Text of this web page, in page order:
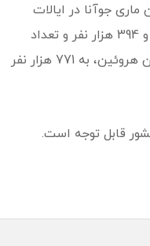
2019، تعداد مصرف‌کنندگان ماری جوآنا در ایالات
متحده به 42 میلیون و 668 هزار نفر، تعداد مصرف‌کنندگان کوکایین به 5 میلیون و 394 هزار نفر و تعداد
مصرف‌کنندگان مت آمفتامین به یک میلیون و 891 هزار نفر و تعداد مصرف‌کنندگان هروئین، به 771 هزار نفر
قابل توجه است.